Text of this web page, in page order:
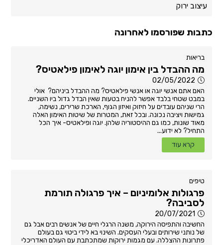
עיצוב ירוק
כתבות שפורסמו לאחרונה
בריאות
מה ההבדל בין אימון יוגה לאימון פילאטיס?
02/05/2022
האם אתם אנשי יוגה או אנשי פילאטיס? מה ההבדל ביניהם? אולי
במבט שטחי בלבד אפשר להניח בטעות שאין הבדל גדול ביו השניים.
הרי שניהם עובדים על חיזוק ואיזון הגוף, הארכת שרירים, נשימה,
גמישות ויציבה נכונה. ובכל זאת, המטרות של שיטות האימון האלה
מאוד שונות, כמו גם ההיסטוריה שלהן. יוגה ופילאטיס- איך הכל
התחיל? לא ידוע...
קרא עוד
טיפים
פרגולות אלומיניום – איך פרגולה תורמת
לסביבה?
20/07/2021
החשיבה והתפיסה הירוקה, משנה הרגלי חיים של אנשים רבים אבל גם
של נותני שירותים ובעלי העסקים. השינוי בא לידי ביטוי גם בעולם
פתרונות ההצללה. עם מגמות ירוקות שמתכתבת עם העולם האדריכלי